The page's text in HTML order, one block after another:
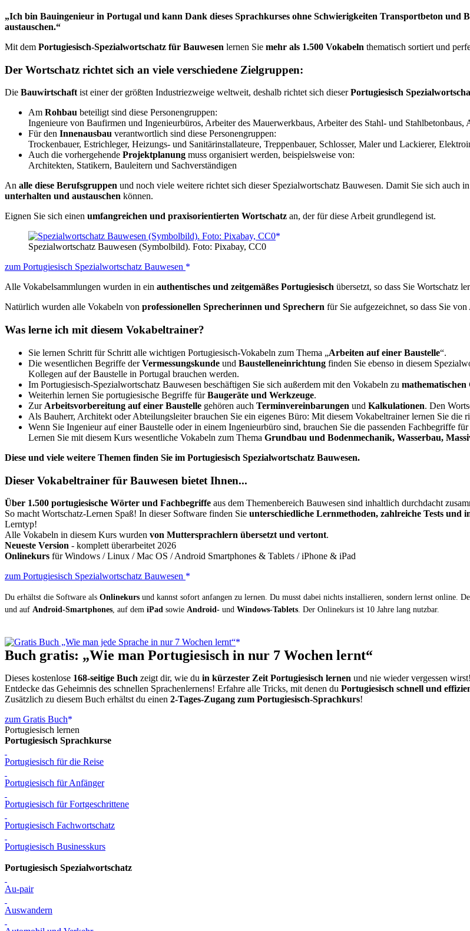
„Ich bin Bauingenieur in Portugal und kann Dank dieses Sprachkurses ohne Schwierigkeiten Transportbeton und
austauschen.“
Mit dem Portugiesisch-Spezialwortschatz für Bauwesen lernen Sie mehr als 1.500 Vokabeln thematisch sortiert und
Der Wortschatz richtet sich an viele verschiedene Zielgruppen:
Die Bauwirtschaftist einer der größten Industriezweige weltweit, deshalb richtet sich dieserPortugiesisch
Am Rohbau beteiligt sind diese Personengruppen:
Ingenieure von Baufirmen und Ingenieurbüros, Arbeiter des Mauerwerkbaus, Arbeiter des Stahl- und Stahlbetonbaus,
Für den Innenausbau verantwortlich sind diese Personengruppen:
Trockenbauer, Estrichleger, Heizungs- und Sanitärinstallateure, Treppenbauer, Schlosser, Maler und Lackierer,
Auch die vorhergehende Projektplanung muss organisiert werden, beispielsweise von:
Architekten, Statikern, Bauleitern und Sachverständigen
An alle diese Berufsgruppen und noch viele weitere richtet sich dieser Spezialwortschatz Bauwesen. Damit Sie sich auch
unterhalten und austauschen können.
Eignen Sie sich einen umfangreichen und praxisorientierten Wortschatz an, der für diese Arbeit grundlegend ist.
Spezialwortschatz Bauwesen (Symbolbild). Foto: Pixabay, CC0
zum Portugiesisch Spezialwortschatz Bauwesen
Alle Vokabelsammlungen wurden in ein authentisches und zeitgemäßes Portugiesisch übersetzt, so dass Sie Wortschatz
Natürlich wurden alle Vokabeln von professionellen Sprecherinnen und Sprechern für Sie aufgezeichnet, so dass Sie
Was lerne ich mit diesem Vokabeltrainer?
Sie lernen Schritt für Schritt alle wichtigen Portugiesisch-Vokabeln zum Thema „Arbeiten auf einer Baustelle“.
Die wesentlichen Begriffe derVermessungskunde und Baustelleneinrichtung finden Sie ebenso in diesem
Kollegen auf der Baustelle in Portugal brauchen werden.
Im Portugiesisch-Spezialwortschatz Bauwesen beschäftigen Sie sich außerdem mit den Vokabeln zu mathematischen
Weiterhin lernen Sie portugiesische Begriffe fürBaugeräte und Werkzeuge.
Zur Arbeitsvorbereitung auf einer Baustelle gehören auch Terminvereinbarungen und Kalkulationen. Den
Als Bauherr, Architekt oder Abteilungsleiter brauchen Sie ein eigenes Büro: Mit diesem Vokabeltrainer lernen Sie die
Wenn Sie Ingenieur auf einer Baustelle oder in einem Ingenieurbüro sind, brauchen Sie die passenden Fachbegriffe
Lernen Sie mit diesem Kurs wesentliche Vokabeln zum Thema Grundbau und Bodenmechanik, Wasserbau,
Diese und viele weitere Themen finden Sie im Portugiesisch Spezialwortschatz Bauwesen.
Dieser Vokabeltrainer für Bauwesen bietet Ihnen...
Über 1.500 portugiesische Wörter und Fachbegriffe aus dem Themenbereich Bauwesen sind inhaltlich durchdacht
So macht Wortschatz-Lernen Spaß! In dieser Software finden Sie unterschiedliche Lernmethoden, zahlreiche Tests und
Lerntyp!
Alle Vokabeln in diesem Kurs wurden von Muttersprachlern übersetzt und vertont.
Neueste Version - komplett überarbeitet 2026
Onlinekurs für Windows / Linux / Mac OS / Android Smartphones & Tablets / iPhone & iPad
zum Portugiesisch Spezialwortschatz Bauwesen
Du erhältst die Software als Onlinekurs und kannst sofort anfangen zu lernen. Du musst dabei nichts installieren, sondern lernst online.
und auf Android-Smartphones, auf dem iPad sowie Android- und Windows-Tablets. Der Onlinekurs ist 10 Jahre lang nutzbar.
Buch gratis: „Wie man Portugiesisch in nur 7 Wochen lernt“
Dieses kostenlose 168-seitige Buch zeigt dir, wie du in kürzester Zeit Portugiesisch lernen und nie wieder vergessen wirst!
Entdecke das Geheimnis des schnellen Sprachenlernens! Erfahre alle Tricks, mit denen du Portugiesisch schnell und
Zusätzlich zu diesem Buch erhältst du einen 2-Tages-Zugang zum Portugiesisch-Sprachkurs!
zum Gratis Buch
Portugiesisch lernen
Portugiesisch Sprachkurse
Portugiesisch für die Reise
Portugiesisch für Anfänger
Portugiesisch für Fortgeschrittene
Portugiesisch Fachwortschatz
Portugiesisch Businesskurs
Portugiesisch Spezialwortschatz
Au-pair
Auswandern